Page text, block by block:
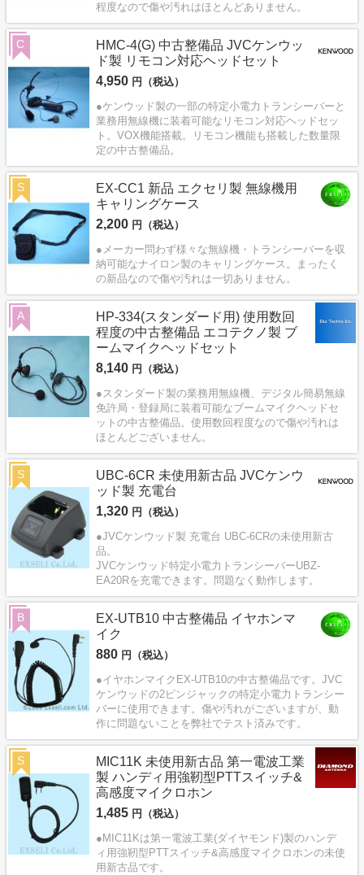
程度なので傷や汚れはほとんどありません。
HMC-4(G) 中古整備品 JVCケンウッ
ド製 リモコン対応ヘッドセット
4,950 円（税込）
●ケンウッド製の一部の特定小電力トランシーバーと
業務用無線機に装着可能なリモコン対応ヘッドセッ
ト。VOX機能搭載。リモコン機能も搭載した数量限
定の中古整備品。
C
EX-CC1 新品 エクセリ製 無線機用
キャリングケース
2,200 円（税込）
●メーカー問わず様々な無線機・トランシーバーを収
納可能なナイロン製のキャリングケース。まったく
の新品なので傷や汚れは一切ありません。
S
HP-334(スタンダード用) 使用数回
程度の中古整備品 エコテクノ製 ブ
ームマイクヘッドセット
8,140 円（税込）
●スタンダード製の業務用無線機、デジタル簡易無線
免許局・登録局に装着可能なブームマイクヘッドセ
ットの中古整備品。使用数回程度なので傷や汚れは
ほとんどございません。
A
UBC-6CR 未使用新古品 JVCケンウ
ッド製 充電台
1,320 円（税込）
●JVCケンウッド製 充電台 UBC-6CRの未使用新古
品。
JVCケンウッド特定小電力トランシーバーUBZ-
EA20Rを充電できます。問題なく動作します。
S
EX-UTB10 中古整備品 イヤホンマ
イク
880 円（税込）
●イヤホンマイクEX-UTB10の中古整備品です。JVC
ケンウッドの2ピンジャックの特定小電力トランシー
バーに使用できます。傷や汚れがございますが、動
作に問題ないことを弊社でテスト済みです。
B
MIC11K 未使用新古品 第一電波工業
製 ハンディ用強靭型PTTスイッチ&
高感度マイクロホン
1,485 円（税込）
●MIC11Kは第一電波工業(ダイヤモンド)製のハンデ
ィ用強靭型PTTスイッチ&高感度マイクロホンの未使
用新古品です。
S